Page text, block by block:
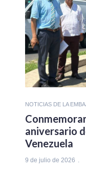
NOTICIAS DE LA
aniversario
Venezuela
9 de julio de 2026